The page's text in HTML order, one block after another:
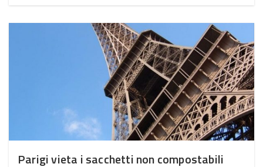
Parigi vieta i sacchetti non compostabili